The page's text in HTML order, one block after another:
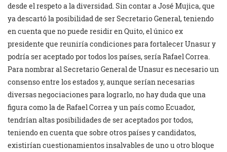
desde el respeto a la diversidad. Sin contar a José Mujica, que
ya descartó la posibilidad de ser Secretario General, teniendo
en cuenta que no puede residir en Quito, el único ex
presidente que reuniría condiciones para fortalecer Unasur y
podría ser aceptado por todos los países, sería Rafael Correa.
Para nombrar al Secretario General de Unasur es necesario un
consenso entre los estados y, aunque serían necesarias
diversas negociaciones para lograrlo, no hay duda que una
figura como la de Rafael Correa y un país como Ecuador,
tendrían altas posibilidades de ser aceptados por todos,
teniendo en cuenta que sobre otros países y candidatos,
existirían cuestionamientos insalvables de uno u otro bloque